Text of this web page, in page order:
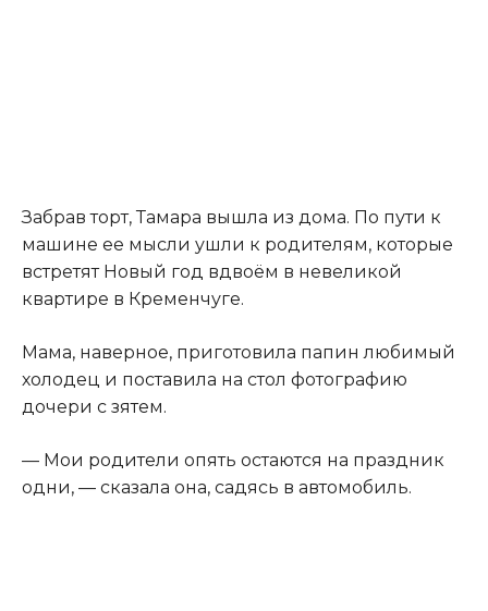
Забрав торт, Тамара вышла из дома. По пути к
машине ее мысли ушли к родителям, которые
встретят Новый год вдвоём в невеликой
квартире в Кременчуге.
Мама, наверное, приготовила папин любимый
холодец и поставила на стол фотографию
дочери с зятем.
— Мои родители опять остаются на праздник
одни, — сказала она, садясь в автомобиль.